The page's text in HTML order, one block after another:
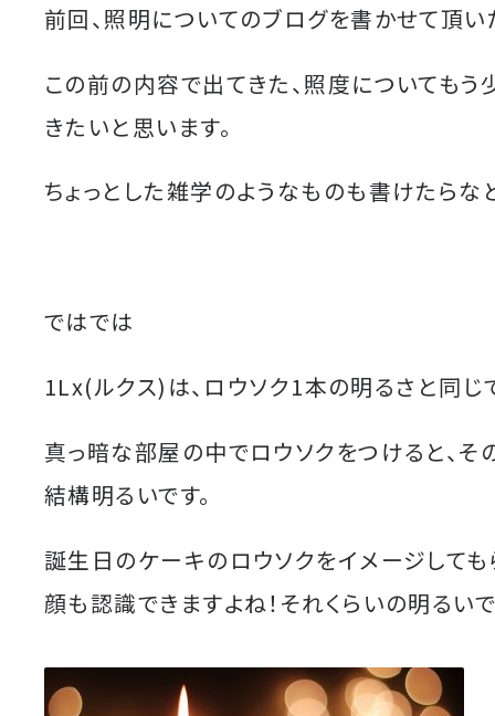
前回、照明についてのブログを書かせて頂い
この前の内容で出てきた、照度についてもう
きたいと思います。
ちょっとした雑学のようなものも書けたらな
ではでは
1Lx(ルクス)は、ロウソク1本の明るさと同じ
真っ暗な部屋の中でロウソクをつけると、そ
結構明るいです。
誕生日のケーキのロウソクをイメージしても
顔も認識できますよね！それくらいの明るいで